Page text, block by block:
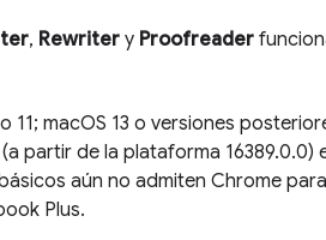
, Rewriter y Proofreader
11; macOS 13 o versiones
partir de la plataforma 16389.0.0)
aún no admiten Chrome
Plus.